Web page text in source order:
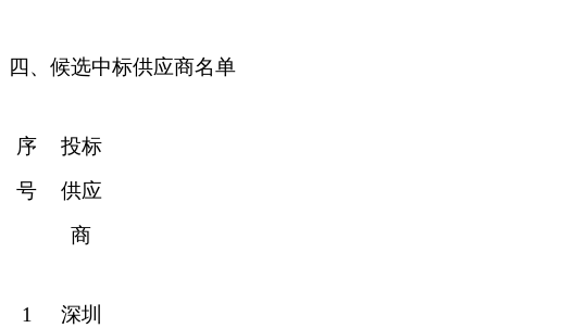
四、候选中标供应商名单
序
号
投标
供应
商
1
深圳